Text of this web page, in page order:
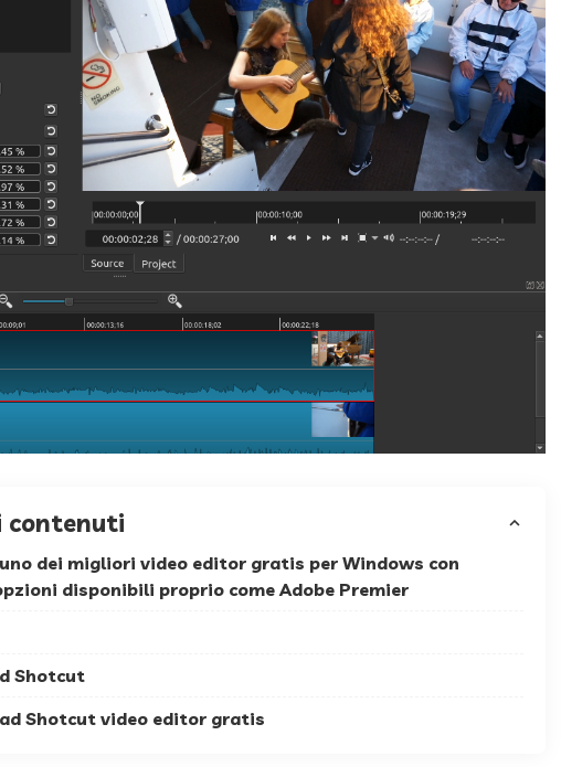
contenuti
dei migliori video editor gratis per Windows con
disponibili proprio come Adobe Premier
Shotcut
Shotcut video editor gratis